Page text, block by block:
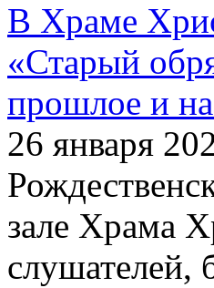
В Храме
«Старый
прошлое и
26 января
зале Храма
слушателей,